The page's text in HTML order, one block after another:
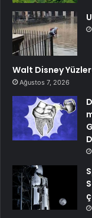
Walt Disney
Ağustos 7, 2026